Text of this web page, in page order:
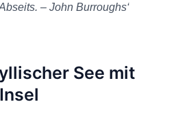
– John Burroughs‘
See mit